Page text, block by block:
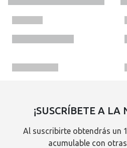
¡SUSCRÍBETE A LA
Al suscribirte obtendrás un
acumulable con